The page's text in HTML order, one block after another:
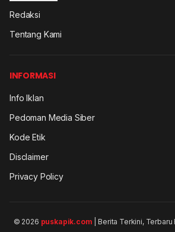
Redaksi
Tentang Kami
INFORMASI
Info Iklan
Pedoman Media Siber
Kode Etik
Disclaimer
Privacy Policy
© 2026 puskapik.com | Berita Terkini,